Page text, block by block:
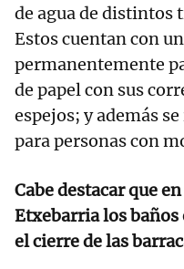
de agua de distintos
Estos cuentan con
permanentemente
de papel con sus
espejos; y además
para personas con
Cabe destacar que
Etxebarria los
el cierre de las